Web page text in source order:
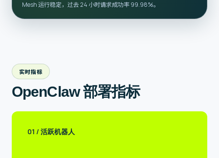
Mesh 运行稳定，过去 24 小时请求成功率 99.98%。
实时指标
OpenClaw 部署指标
01 / 活跃机器人